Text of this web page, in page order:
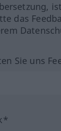
das
Sie uns